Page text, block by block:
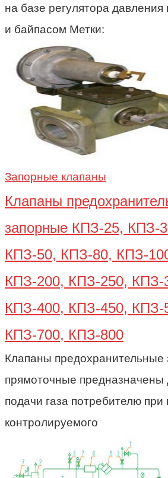
на базе регулятора
и байпасом Метки:
Запорные клапаны
Клапаны
запорные КПЗ-25, КПЗ-
КПЗ-50, КПЗ-80, КПЗ-
КПЗ-200, КПЗ-250, КПЗ-
КПЗ-400, КПЗ-450, КПЗ-
КПЗ-700, КПЗ-800
Клапаны
прямоточные предназначены
подачи газа потребителю при
контролируемого